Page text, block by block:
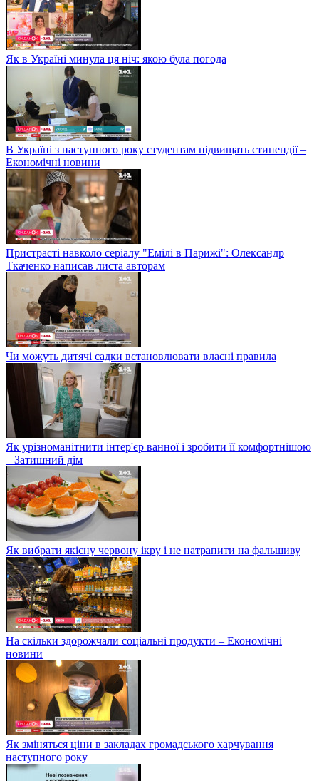
Як в Україні минула ця ніч: якою була погода
В Україні з наступного року студентам підвищать стипендії –
Економічні новини
Пристрасті навколо серіалу "Емілі в Парижі": Олександр
Ткаченко написав листа авторам
Чи можуть дитячі садки встановлювати власні правила
Як урізноманітнити інтер'єр ванної і зробити її комфортнішою
– Затишний дім
Як вибрати якісну червону ікру і не натрапити на фальшиву
На скільки здорожчали соціальні продукти – Економічні
новини
Як зміняться ціни в закладах громадського харчування
наступного року